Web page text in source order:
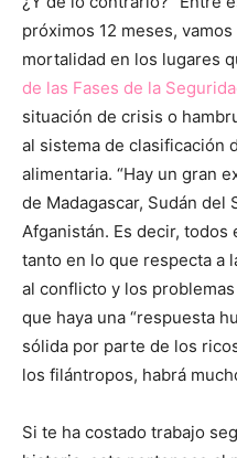
próximos 12 meses,
mortalidad en los lugares
de las Fases de la
situación de crisis o
al sistema de clasificación
alimentaria. “Hay un gran
de Madagascar, Sudán del
Afganistán. Es decir,
tanto en lo que respecta a
al conflicto y los
que haya una “respuesta
sólida por parte de los
los filántropos, habrá
Si te ha costado trabajo